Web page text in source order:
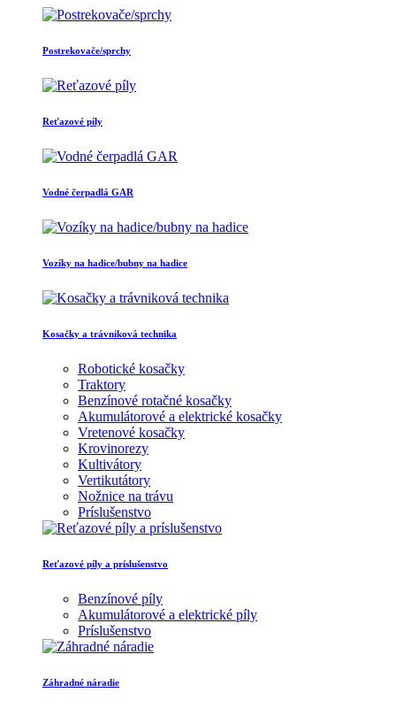
Postrekovače/sprchy
Reťazové píly
Vodné čerpadlá GAR
Vozíky na hadice/bubny na hadice
Kosačky a trávniková technika
Robotické kosačky
Traktory
Benzínové rotačné kosačky
Akumulátorové a elektrické kosačky
Vretenové kosačky
Krovinorezy
Kultivátory
Vertikutátory
Nožnice na trávu
Príslušenstvo
Reťazové píly a príslušenstvo
Benzínové píly
Akumulátorové a elektrické píly
Príslušenstvo
Záhradné náradie